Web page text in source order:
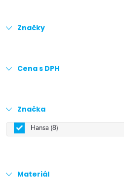
Značky
Cena s DPH
Značka
Hansa 8
Materiál